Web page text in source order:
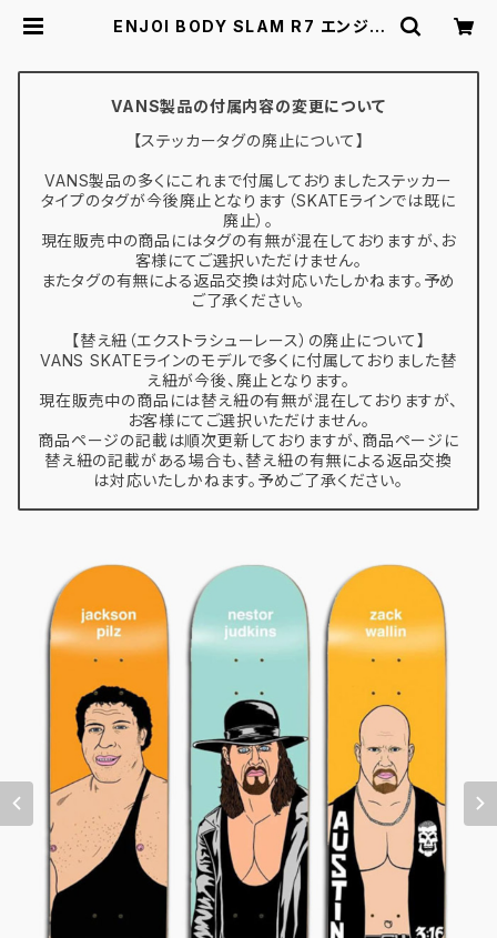
ENJOI BODY SLAM R7 エンジョ
R
VANS製品の付属内容の変更について
【ステッカータグの廃止について】
VANS製品の多くにこれまで付属しておりましたステッカー
タイプのタグが今後廃止となります（SKATEラインでは既に
廃止）。
現在販売中の商品にはタグの有無が混在しておりますが、お
客様にてご選択いただけません。
またタグの有無による返品交換は対応いたしかねます。予め
ご了承ください。
【替え紐（エクストラシューレース）の廃止について】
VANS SKATEラインのモデルで多くに付属しておりました替
え紐が今後、廃止となります。
現在販売中の商品には替え紐の有無が混在しておりますが、
お客様にてご選択いただけません。
商品ページの記載は順次更新しておりますが、商品ページに
替え紐の記載がある場合も、替え紐の有無による返品交換
は対応いたしかねます。予めご了承ください。